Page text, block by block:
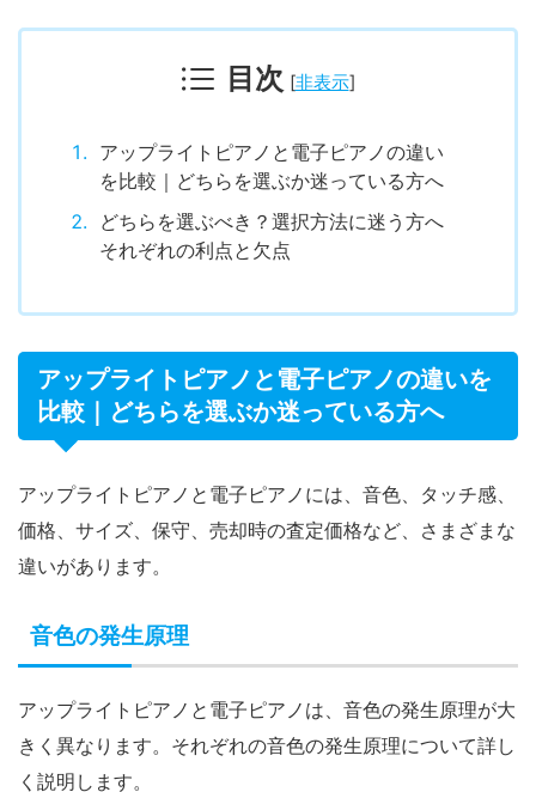
目次 [非表示]
アップライトピアノと電子ピアノの違い
を比較｜どちらを選ぶか迷っている方へ
どちらを選ぶべき？選択方法に迷う方へ
それぞれの利点と欠点
アップライトピアノと電子ピアノの違いを
比較｜どちらを選ぶか迷っている方へ
アップライトピアノと電子ピアノには、音色、タッチ感、
価格、サイズ、保守、売却時の査定価格など、さまざまな
違いがあります。
音色の発生原理
アップライトピアノと電子ピアノは、音色の発生原理が大
きく異なります。それぞれの音色の発生原理について詳し
く説明します。